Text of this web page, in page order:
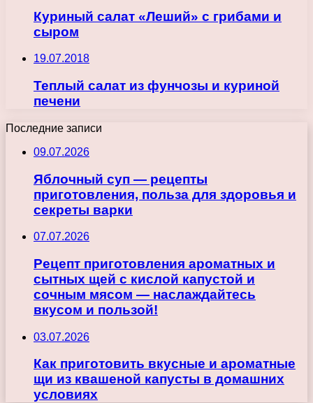
Куриный салат «Леший» с грибами и
сыром
19.07.2018
Теплый салат из фунчозы и куриной
печени
Последние записи
09.07.2026
Яблочный суп — рецепты
приготовления, польза для здоровья и
секреты варки
07.07.2026
Рецепт приготовления ароматных и
сытных щей с кислой капустой и
сочным мясом — наслаждайтесь
вкусом и пользой!
03.07.2026
Как приготовить вкусные и ароматные
щи из квашеной капусты в домашних
условиях